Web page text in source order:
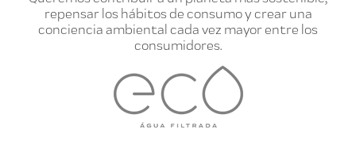
repensar los hábitos de consumo y crear una
conciencia ambiental cada vez mayor entre los
consumidores.